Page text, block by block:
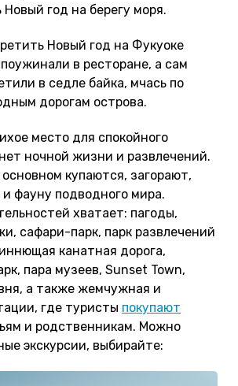
год на берегу моря.
Новый год на Фукуоке
в ресторане, а сам
в седле байка, мчась по
дорогам острова.
место для спокойного
ночной жизни и развлечений.
купаются, загорают,
фауну подводного мира.
хватает: пагоды,
сафари-парк, парк развлечений
канатная дорога,
пара музеев, Sunset Town,
а также жемчужная и
где туристы покупают
и родственникам. Можно
экскурсии, выбирайте: